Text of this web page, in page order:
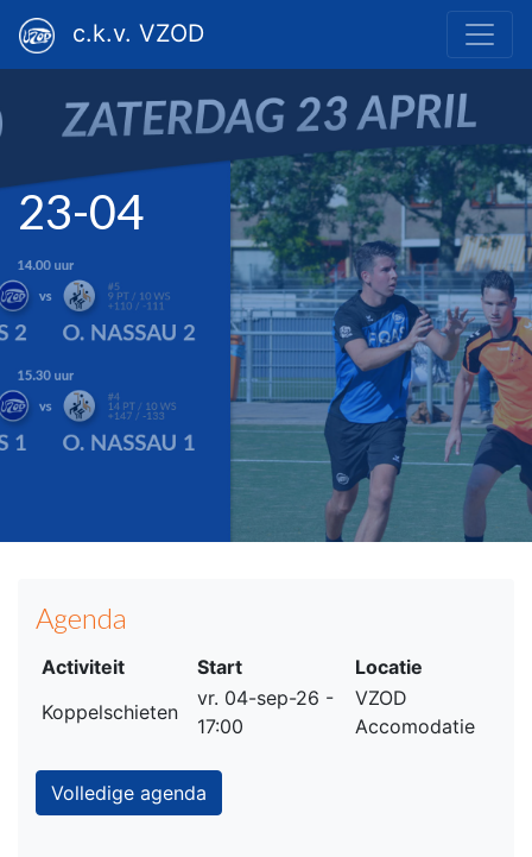
c.k.v. VZOD
23-04
Agenda
Activiteit Start
Locatie
Koppelschieten
vr. 04-sep-26 -
17:00
VZOD
Accomodatie
Volledige agenda